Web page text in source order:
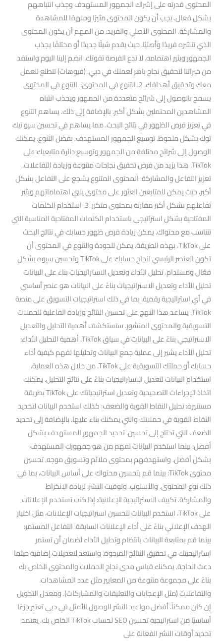
المحتوى قدرته على إشراك الجمهور المستهدف وجذب انتباههم
بشكل فعال. يجب أن يكون المحتوى مثيرًا وملهمًا للمشاهدة
والمشاركة. المحتوى الأصلي والفريد: من المهم أن يكون المحتوى
الذي تنشره فريدًا وأصليًا. حيث يقدم شيئًا جديدًا أو مختلفًا يجذب
الجمهور ويثير اهتمامه. لا تدع الفرصة تفوتك. انضم إلينا اليوم واستفد
من خبراتنا لتحقيق نجاح باهر لعملك في دبي. (فيوهات) تتطلع للعمل
معك وتحقيق أهدافك. 2. التنوع في المحتوى: التنوع في المحتوى
يسمح بالوصول إلى شرائح متعددة من الجمهور ويجذب انتباه
المشاهدين المحتملين بشكل أكبر. بالإضافة إلى ذلك. يساهم التنوع
في تعزيز فرص الظهور في نتائج البحث. مما يساهم في تحسين سيو تيك
توك بشكل ملحوظ. توسيع الجمهور المستهدف: بفضل التنوع. يمكنك
الوصول إلى شرائح مختلفة من الجمهور وتوسيع دائرة متابعيك على
TikTok. هذا يزيد من فرص تحقيق نجاحات متنوعة وزيادة التفاعلات.
تعزيز التفاعل والمشاركة: المحتوى المتنوع يشجع على التفاعل بشكل
أكبر، حيث يمكن للمتابعين العثور على محتوى يلبي اهتماماتهم ويثير
تفاعلهم بشكل أكبر مقارنة بمحتوى متكرر. 3. استخدام الكلمات
المفتاحية بشكل استراتيجي باستخدام الكلمات المفتاحية المناسبة التي
تتناسب مع محتواك. يمكن زيادة فرص ظهور حسابك في نتائج البحث
على TikTok. بهذه الطريقة. يمكن للجودة والتنوع في المحتوى أن
تكون العنصر الرئيسي لنجاح حسابك على TikTok وتحسين سيوه بشكل
فعّال ومستدام. تحليل الأداء وتعديل الاستراتيجيات بناء على البيانات
تحليل الأداء وتعديل الاستراتيجيات بناءً على البيانات هو عنصر أساسي
في أي استراتيجية رقمية. بما في ذلك استراتيجيات التسويق على منصة
TikTok. يساعد هذا النهج على تحسين النتائج وزيادة الفاعلية للحملات
التسويقية والمحتوى المنشور. سنستكشف أهمية التحليل والتعديل
الاستراتيجي بناءً على البيانات في سياق TikTok. أهمية التحليل الأداء:
تحليل الأداء يشير إلى عملية جمع البيانات وتحليلها لفهم كيفية أداء
حسابك أو حملتك التسويقية على TikTok. من خلال هذه العملية،
استخدام البيانات لتعديل الاستراتيجيات بناءً على نتائج التحليل. يمكنك
اتخاذ الإجراءات التصحيحية وتعديل استراتيجياتك على TikTok بطريقة
مستنيرة: تحليل النقاط القوية والضعف: كذلك استخدم البيانات لتحديد
النقاط القوية في حملاتك والتي يمكنك بناء عليها. بالإضافة إلى تحديد
الضعف التي تحتاج إلى تحسين. تحديد الجمهور المستهدف بشكل
أفضل: بينما استخدم البيانات لفهم من هو جمهورك المستهدف
بشكل أفضل. واستهدفهم بمحتوى ملائم وتسويق موجه. تحسين
محتوى TikTok: بينما قم بتحسين محتواك على أساس البيانات، بما في
ذلك نوع المحتوى. والأسلوب. وتوقيت النشر، لزيادة الانخراط
والمشاركة. تكييف الاستراتيجية الإعلانية: إذا كنت تستخدم الإعلانات
على TikTok، استخدم البيانات لتحسين استراتيجيات الإعلانات، مثل اختيار
الهدف الإعلاني بناءً على أداء الإعلانات السابقة. التفاعل المستمر:
بينما قم بمتابعة البيانات بانتظام وتحليل الأداء لضمان أن تستمر
استراتيجيتك في تحقيق النتائج المرجوة. واستعد لتعديلات إضافية حيثما
دعت الحاجة. يمكنك قياس مدى نجاح الحملات والمحتوى الخاص بك
بناءً على مجموعة متنوعة من المعايير مثل عدد المشاهدات.
والتفاعلات (مثل الإعجابات والتعليقات والمشاركات). ومعدل التحويل
إن كان ممكناً. أفضل مواعيد النشر للوصول الأمثل في دبي تعتبر جزءًا
أساسيًا من استراتيجية تحسين SEO لحساب TikTok الخاص بك. يعتمد
تحديد أوقات النشر الفعالة على